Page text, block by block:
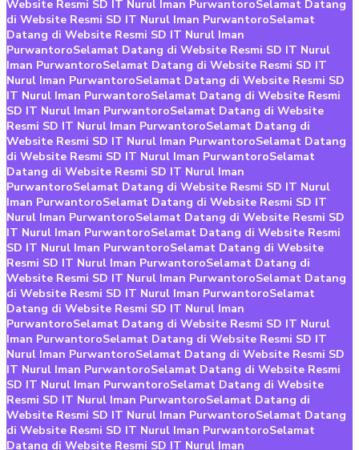
Website Resmi SD IT Nurul Iman PurwantoroSelamat Datang
di Website Resmi SD IT Nurul Iman PurwantoroSelamat
Datang di Website Resmi SD IT Nurul Iman
PurwantoroSelamat Datang di Website Resmi SD IT Nurul
Iman PurwantoroSelamat Datang di Website Resmi SD IT
Nurul Iman PurwantoroSelamat Datang di Website Resmi SD
IT Nurul Iman PurwantoroSelamat Datang di Website Resmi
SD IT Nurul Iman PurwantoroSelamat Datang di Website
Resmi SD IT Nurul Iman PurwantoroSelamat Datang di
Website Resmi SD IT Nurul Iman PurwantoroSelamat Datang
di Website Resmi SD IT Nurul Iman PurwantoroSelamat
Datang di Website Resmi SD IT Nurul Iman
PurwantoroSelamat Datang di Website Resmi SD IT Nurul
Iman PurwantoroSelamat Datang di Website Resmi SD IT
Nurul Iman PurwantoroSelamat Datang di Website Resmi SD
IT Nurul Iman PurwantoroSelamat Datang di Website Resmi
SD IT Nurul Iman PurwantoroSelamat Datang di Website
Resmi SD IT Nurul Iman PurwantoroSelamat Datang di
Website Resmi SD IT Nurul Iman PurwantoroSelamat Datang
di Website Resmi SD IT Nurul Iman PurwantoroSelamat
Datang di Website Resmi SD IT Nurul Iman
PurwantoroSelamat Datang di Website Resmi SD IT Nurul
Iman PurwantoroSelamat Datang di Website Resmi SD IT
Nurul Iman PurwantoroSelamat Datang di Website Resmi SD
IT Nurul Iman PurwantoroSelamat Datang di Website Resmi
SD IT Nurul Iman PurwantoroSelamat Datang di Website
Resmi SD IT Nurul Iman PurwantoroSelamat Datang di
Website Resmi SD IT Nurul Iman PurwantoroSelamat Datang
di Website Resmi SD IT Nurul Iman PurwantoroSelamat
Datang di Website Resmi SD IT Nurul Iman